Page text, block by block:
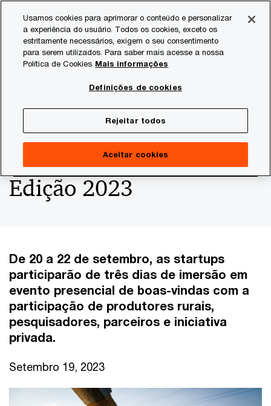
content
footer
Consultoria
Programa Soja
Sustentável do Cerrado
anuncia selecionadas da
Edição 2023
De 20 a 22 de setembro, as startups
participarão de três dias de imersão em
evento presencial de boas-vindas com a
participação de produtores rurais,
pesquisadores, parceiros e iniciativa
privada.
Setembro 19, 2023
Usamos cookies para aprimorar o conteúdo e personalizar
a experiência do usuário. Todos os cookies, exceto os
estritamente necessários, exigem o seu consentimento
para serem utilizados. Para saber mais acesse a nossa
Política de Cookies Mais informações
Definições de cookies
Rejeitar todos
Aceitar cookies